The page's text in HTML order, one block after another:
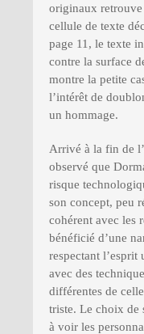
originaux retrouve
cellule de texte
page 11, le texte
contre la surface
montre la petite
l’intérêt de
un hommage.
Arrivé à la fin de
observé que
risque
son concept, peu
cohérent avec les
bénéficié d’une
respectant
avec des
différentes de
triste. Le choix de
à voir les